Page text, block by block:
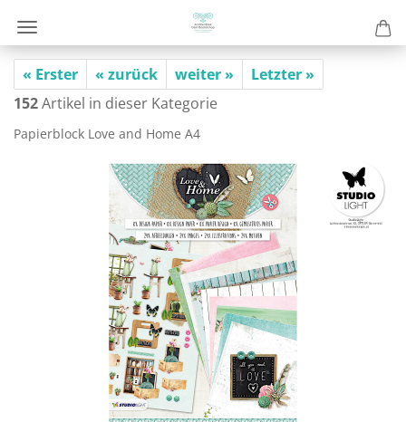
« Erster « zurück weiter »
Letzter »
152Artikel in dieser Kategorie
Pa­pier­block Love and Home A4